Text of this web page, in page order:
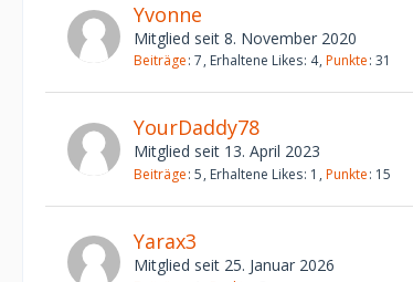
Yvonne
Mitglied seit 8. November 2020
Beiträge 7 Erhaltene Likes 4 Punkte 31
YourDaddy78
Mitglied seit 13. April 2023
Beiträge 5 Erhaltene Likes 1 Punkte 15
Yarax3
Mitglied seit 25. Januar 2026